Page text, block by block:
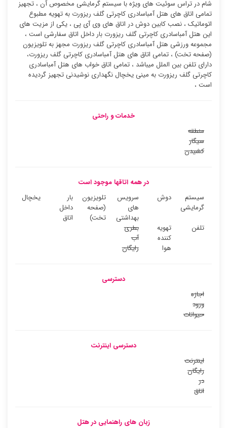
شام در تراس سوئیت ‌های ویژه با سیستم گرمایشی مخصوص آن ، تجهیز
تمامی اتاق های هتل آمباسادری کاچرتی گلف ریزورت به تهویه مطبوع
اتوماتیک ، نصب کابین دوش در اتاق های وی آی پی ، یکی از مزیت های
این هتل آمباسادری کاچرتی گلف ریزورت بار داخل اتاق سفارشی است ،
مجموعه ورزشی هتل آمباسادری کاچرتی گلف ریزورت مجهز به تلویزیون
(صفحه تخت) ، تمامی اتاق های هتل آمباسادری کاچرتی گلف ریزورت،
دارای تلفن بین الملل میباشد ، تمامی اتاق خواب های هتل آمباسادری
کاچرتی گلف ریزورت به مینی یخچال نگهداری نوشیدنی تجهیز گردیده
است ،
خدمات و راحتی
منطقه
سیگار
کشیدن
در همه اتاقها موجود است
سیستم
گرمایشی
دوش
سرویس
های
بهداشتی
تلویزیون
(صفحه
تخت)
بار
داخل
اتاق
یخچال
تلفن
تهویه
کننده
هوا
بطری
آب
رایگان
دسترسی
اجازه
ورود
حیوانات
دسترسی اینترنت
اینترنت
رایگان
در
اتاق
زبان های راهنمایی در هتل